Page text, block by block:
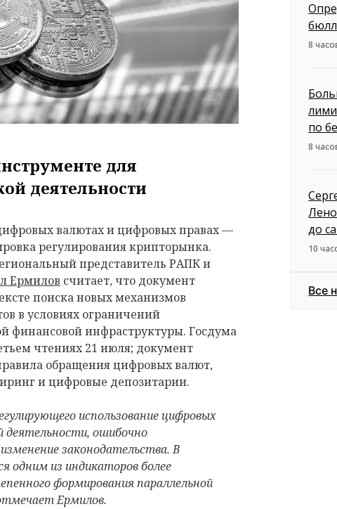
для
деятельности
валютах и цифровых правах —
регулирования крипторынка.
представитель РАПК и
Ермилов считает, что документ
поиска новых механизмов
в условиях ограничений
финансовой инфраструктуры. Госдума
чтениях 21 июля; документ
обращения цифровых валют,
и цифровые депозитарии.
использование цифровых
деятельности, ошибочно
законодательства. В
одним из индикаторов более
формирования параллельной
Ермилов.
8
по
8
до
10
Все